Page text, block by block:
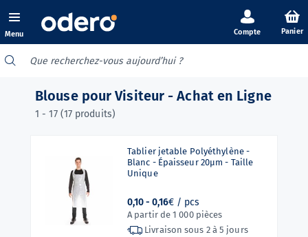
Menu Panier
Blouse pour Visiteur - Achat en Ligne
1 - 17 (17 produits)
Tablier jetable Polyéthylène -
Blanc - Épaisseur 20µm - Taille
Unique
0,10 - 0,16€ / pcs
A partir de 1 000 pièces
Livraison sous 2 à 5 jours